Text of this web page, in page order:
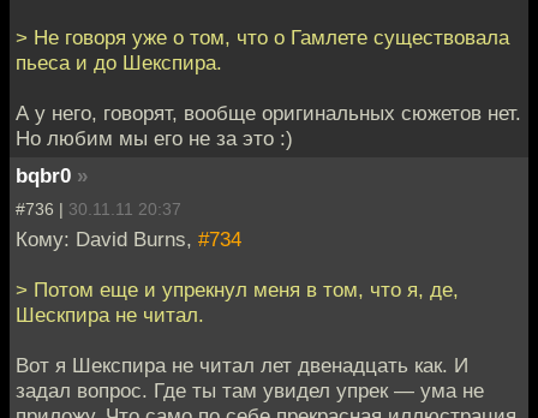
> Не говоря уже о том, что о Гамлете существовала
пьеса и до Шекспира.
А у него, говорят, вообще оригинальных сюжетов нет.
Но любим мы его не за это :)
bqbr0 »
#736 | 30.11.11 20:37
Кому: David Burns, #734
> Потом еще и упрекнул меня в том, что я, де,
Шескпира не читал.
Вот я Шекспира не читал лет двенадцать как. И
задал вопрос. Где ты там увидел упрек — ума не